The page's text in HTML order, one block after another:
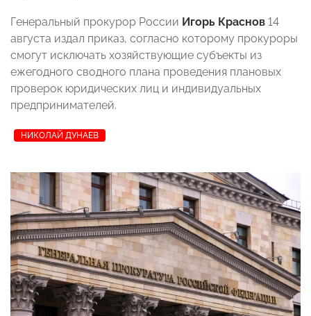
Генеральный прокурор России Игорь Краснов 14
августа издал приказ, согласно которому прокуроры
смогут исключать хозяйствующие субъекты из
ежегодного сводного плана проведения плановых
проверок юридических лиц и индивидуальных
предпринимателей.
НИКОЛАЙ ДУНАЕВ